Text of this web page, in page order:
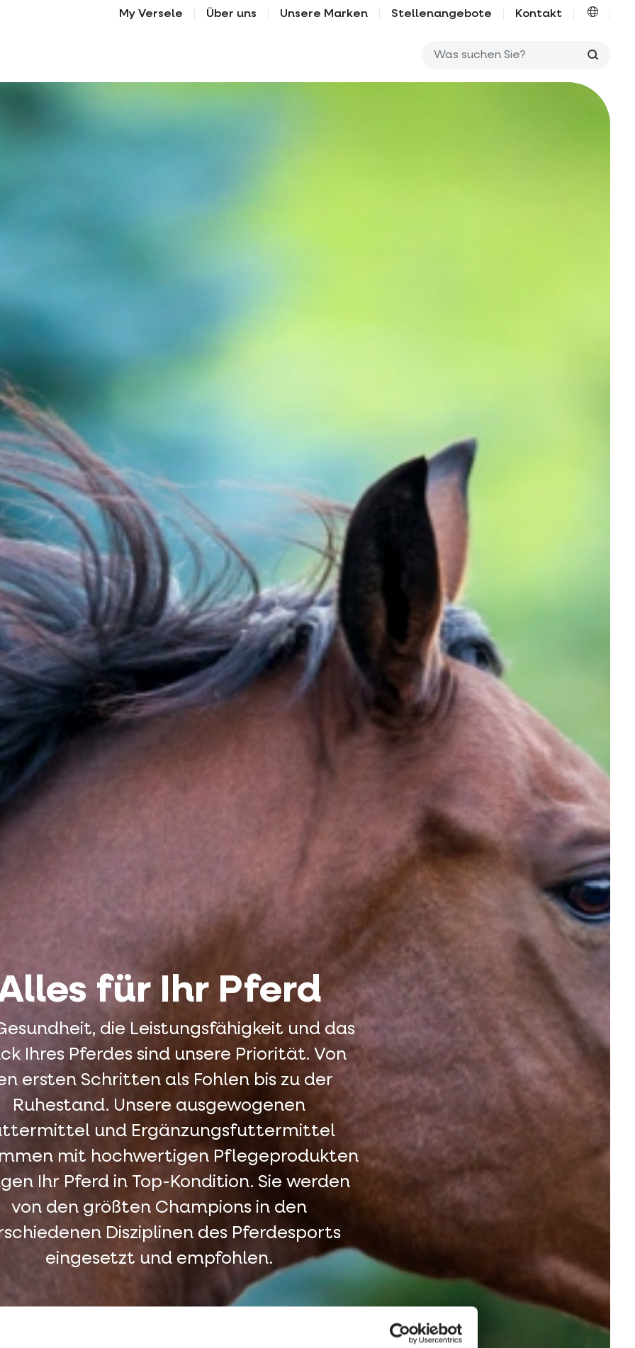
My Versele Über uns Unsere Marken Stellenangebote Kontakt
für Ihr Pferd
die Leistungsfähigkeit und das
Ihres Pferdes sind unsere Priorität. Von
ersten Schritten als Fohlen bis zu der
Ruhestand. Unsere ausgewogenen
und Ergänzungsfuttermittel
mit hochwertigen Pflegeprodukten
Ihr Pferd in Top-Kondition. Sie werden
von den größten Champions in den
Disziplinen des Pferdesports
eingesetzt und empfohlen.